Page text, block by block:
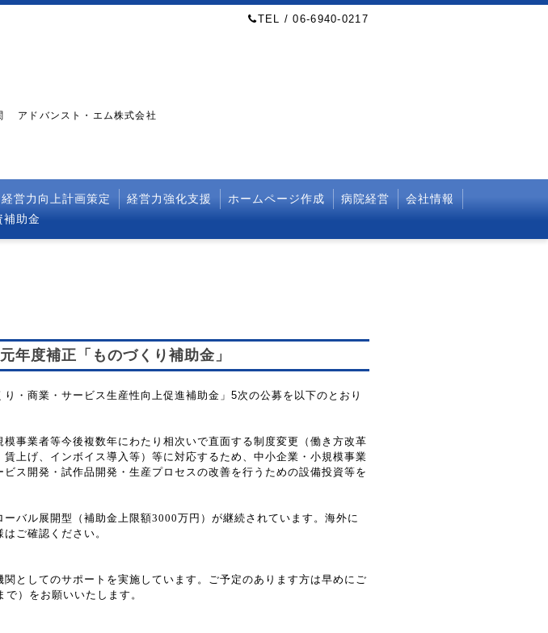
TEL / 06-6940-0217
アドバンスト・エム株式会社
経営力向上計画策定 経営力強化支援 ホームページ作成 病院経営
会社情報
補助金
年度補正「ものづくり補助金」
・商業・サービス生産性向上促進補助金」5次の公募を以下のとおり
事業者等今後複数年にわたり相次いで直面する制度変更（働き方改革
上げ、インボイス導入等）等に対応するため、中小企業・小規模事業
ス開発・試作品開発・生産プロセスの改善を行うための設備投資等を
ーバル展開型（補助金上限額3000万円）が継続されています。海外に
ご確認ください。
としてのサポートを実施しています。ご予定のあります方は早めにご
）をお願いいたします。